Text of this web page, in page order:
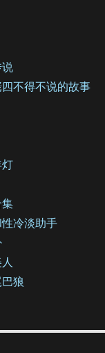
不得不说的故事
冷淡助手
狼